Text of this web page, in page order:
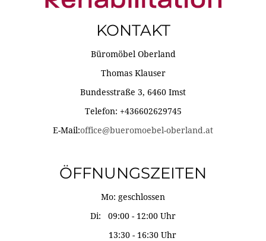
KONTAKT
Büromöbel Oberland
Thomas Klauser
Bundesstraße 3, 6460 Imst
Telefon: +436602629745
E-Mail:office@bueromoebel-oberland.at
ÖFFNUNGSZEITEN
Mo: geschlossen
Di: 09:00 - 12:00 Uhr
13:30 - 16:30 Uhr